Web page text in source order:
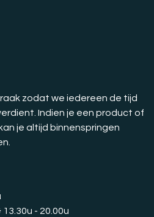
zodat we iedereen de tijd
Indien je een product of
je altijd binnenspringen
13.30u - 20.00u